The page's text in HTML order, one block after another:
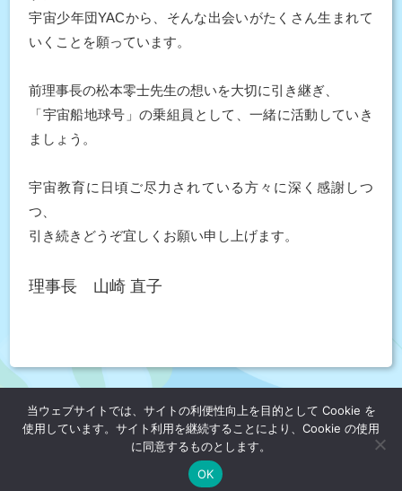
宇宙少年団YACから、そんな出会いがたくさん生まれて
いくことを願っています。
前理事長の松本零士先生の想いを大切に引き継ぎ、
「宇宙船地球号」の乗組員として、一緒に活動していき
ましょう。
宇宙教育に日頃ご尽力されている方々に深く感謝しつ
つ、
引き続きどうぞ宜しくお願い申し上げます。
理事長 山崎 直子
個人情報保護方針 公益財団法人 日本宇宙少年団
©2026 Young Astronauts Club - Japan, All Rights Reserved.
当ウェブサイトでは、サイトの利便性向上を目的として Cookie を
使用しています。サイト利用を継続することにより、Cookie の使用
に同意するものとします。
OK